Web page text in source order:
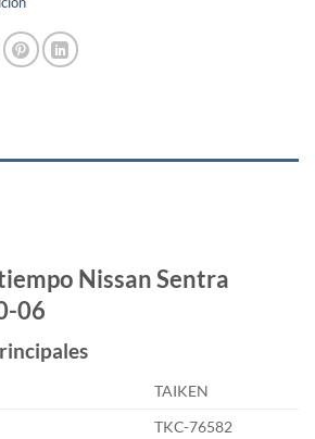
Nissan Sentra
06
TAIKEN
TKC-76582